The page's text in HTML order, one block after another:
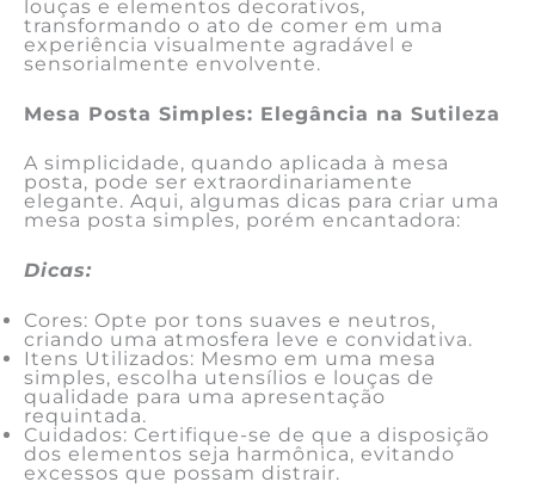
louças e elementos decorativos,
transformando o ato de comer em uma
experiência visualmente agradável e
sensorialmente envolvente.
Mesa Posta Simples: Elegância na Sutileza
A simplicidade, quando aplicada à mesa
posta, pode ser extraordinariamente
elegante. Aqui, algumas dicas para criar uma
mesa posta simples, porém encantadora:
Dicas:
Cores: Opte por tons suaves e neutros,
criando uma atmosfera leve e convidativa.
Itens Utilizados: Mesmo em uma mesa
simples, escolha utensílios e louças de
qualidade para uma apresentação
requintada.
Cuidados: Certifique-se de que a disposição
dos elementos seja harmônica, evitando
excessos que possam distrair.